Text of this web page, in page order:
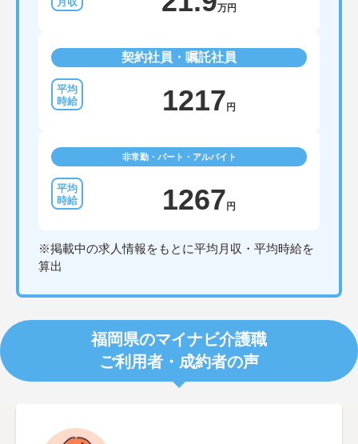
万円
契約社員・嘱託社員
1217 円
非常勤・パート・アルバイト
1267 円
※掲載中の求人情報をもとに平均月収・平均時給を
算出
福岡県のマイナビ介護職
ご利用者・成約者の声